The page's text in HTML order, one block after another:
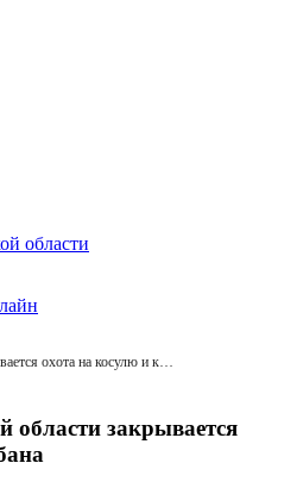
области
15 января в Псковской области закрывается охота на косулю и кабана
области закрывается